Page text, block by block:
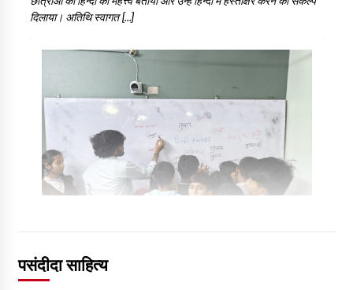
दिलाया। अतिथि स्वागत […]
पसंदीदा साहित्य